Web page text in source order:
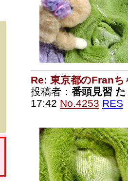
Re: 東京都のFranち
投稿者： 番頭見習
17:42 No.4253 RES